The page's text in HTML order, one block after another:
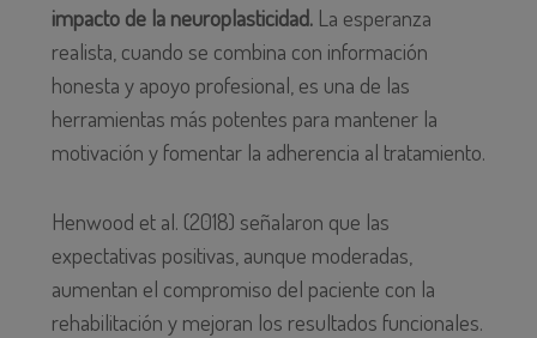
impacto de la neuroplasticidad.La esperanza
realista, cuando se combina con información
honesta y apoyo profesional, es una de las
herramientas más potentes para mantener la
motivación y fomentar la adherencia al tratamiento.
Henwood et al. (2018) señalaron que las
expectativas positivas, aunque moderadas,
aumentan el compromiso del paciente con la
rehabilitación y mejoran los resultados funcionales.